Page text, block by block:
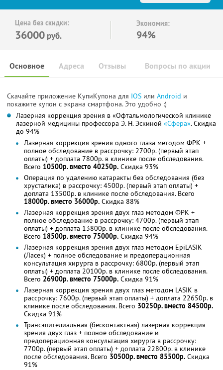
Цена без скидки:
36000 руб.
Экономия:
94%
Основное Отзывы Вопросы по акции
Адреса
Скачайте приложение КупиКупона для IOS или Android и
покажите купон с экрана смартфона. Это удобно :)
Лазерная коррекция зрения в «Офтальмологической клинике
лазерной медицины профессора Э. Н. Эскиной «Сфера». Скидка
до 94%
Лазерная коррекция зрения одного глаза методом ФРК +
полное обследование в рассрочку: 2700р. (первый этап
оплаты) + доплата 7800р. в клинике после обследования.
Всего 10500р. вместо 40250р. Скидка 93%
Операция по удалению катаракты без обследования (без
хрусталика) в рассрочку: 4500р. (первый этап оплаты) +
доплата 13500р. в клинике после обследования. Всего
18000р. вместо 36000р. Скидка 88%
Лазерная коррекция зрения двух глаз методом ФРК +
полное обследование в рассрочку: 4700р. (первый этап
оплаты) + доплата 13800р. в клинике после обследования.
Всего 18500р. вместо 75000р. Скидка 94%
Лазерная коррекция зрения двух глаз методом EpiLASIK
(Ласек) + полное обследование и предоперационная
консультация хирурга в рассрочку: 6800р. (первый этап
оплаты) + доплата 20100р. в клинике после обследования.
Всего 26900р. вместо 75000р. Скидка 91%
Лазерная коррекция зрения двух глаз методом LASIK в
рассрочку: 7600р. (первый этап оплаты) + доплата 22650р. в
клинике после обследования. Всего 30250р. вместо 84500р.
Скидка 91%
Трансэпителиальная (бесконтактная) лазерная коррекция
зрения двух глаз + полное обследование и
предоперационная консультация хирурга в рассрочку:
7700р. (первый этап оплаты) + доплата 22800р. в клинике
после обследования. Всего 30500р. вместо 85500р. Скидка
91%